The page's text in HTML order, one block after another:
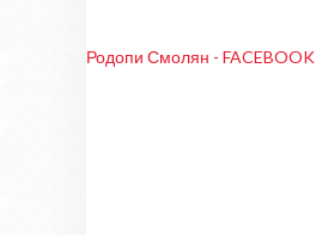
Родопи Смолян - FACEBOOK